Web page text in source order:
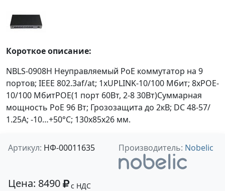
Короткое описание:
NBLS-0908H Неуправляемый PoE коммутатор на 9
портов; IEEE 802.3af/at; 1хUPLINK-10/100 Мбит; 8хPOE-
10/100 МбитPOE(1 порт 60Вт, 2-8 30Вт)Суммарная
мощность РоЕ 96 Вт; Грозозащита до 2кВ; DC 48-57/
1.25A; -10…+50°С; 130х85х26 мм.
Артикул: НФ-00011635 Производитель: Nobelic
Цена: 8490 с НДС